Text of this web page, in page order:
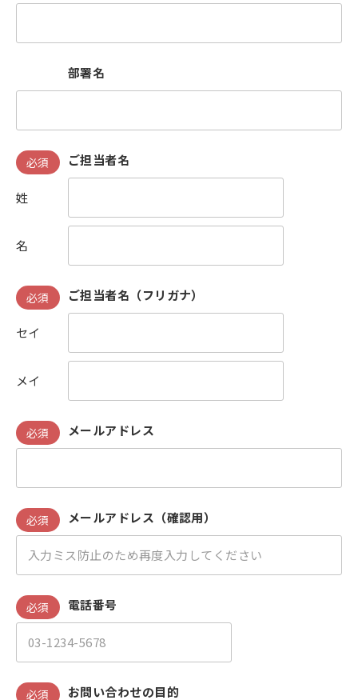
部署名
必須 ご担当者名
姓
名
必須 ご担当者名（フリガナ）
セイ
メイ
必須 メールアドレス
必須 メールアドレス（確認用）
必須 電話番号
必須 お問い合わせの目的